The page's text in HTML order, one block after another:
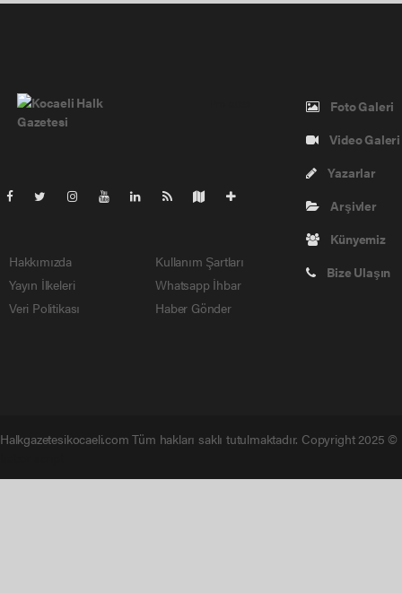
Hakkımızda
Yayın İlkeleri
Veri Politikası
Kullanım Şartları
Whatsapp İhbar
Haber Gönder
Foto Galeri
Video Galeri
Yazarlar
Arşivler
Künyemiz
Bize Ulaşın
Halkgazetesikocaeli.com Tüm hakları saklı tutulmaktadır. Copyright 2025 ©